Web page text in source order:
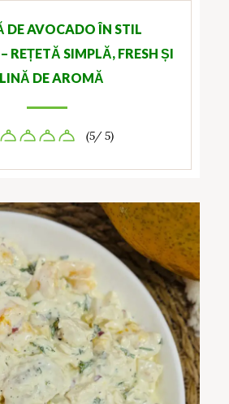
DE AVOCADO ÎN STIL
REȚETĂ SIMPLĂ, FRESH ȘI
DE AROMĂ
(5/ 5)